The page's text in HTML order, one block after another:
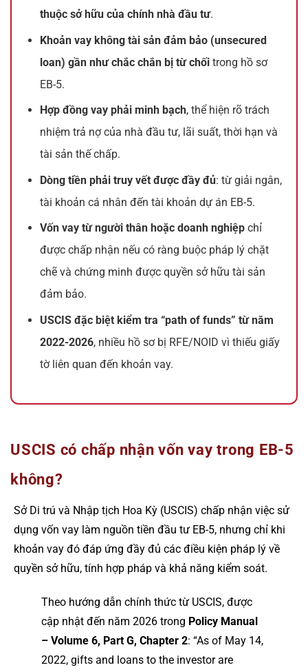
thuộc sở hữu của chính nhà đầu tư.
Khoản vay không tài sản đảm bảo (unsecured
loan) gần như chắc chắn bị từ chối trong hồ sơ
EB-5.
Hợp đồng vay phải minh bạch, thể hiện rõ trách
nhiệm trả nợ của nhà đầu tư, lãi suất, thời hạn và
tài sản thế chấp.
Dòng tiền phải truy vết được đầy đủ: từ giải ngân,
tài khoản cá nhân đến tài khoản dự án EB-5.
Vốn vay từ người thân hoặc doanh nghiệp chỉ
được chấp nhận nếu có ràng buộc pháp lý chặt
chẽ và chứng minh được quyền sở hữu tài sản
đảm bảo.
USCIS đặc biệt kiểm tra “path of funds” từ năm
2022-2026, nhiều hồ sơ bị RFE/NOID vì thiếu giấy
tờ liên quan đến khoản vay.
USCIS có chấp nhận vốn vay trong EB-5
không?
Sở Di trú và Nhập tịch Hoa Kỳ (USCIS) chấp nhận việc sử
dụng vốn vay làm nguồn tiền đầu tư EB-5, nhưng chỉ khi
khoản vay đó đáp ứng đầy đủ các điều kiện pháp lý về
quyền sở hữu, tính hợp pháp và khả năng kiểm soát.
Theo hướng dẫn chính thức từ USCIS, được
cập nhật đến năm 2026 trong Policy Manual
– Volume 6, Part G, Chapter 2: “As of May 14,
2022, gifts and loans to the investor are